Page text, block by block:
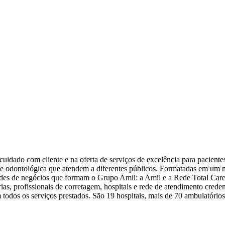
com cliente e na oferta de serviços de excelência para
odontológica que atendem a diferentes públicos. Formatadas em
de negócios que formam o Grupo Amil: a Amil e a Rede Total
profissionais de corretagem, hospitais e rede de atendimento
os serviços prestados. São 19 hospitais, mais de 70